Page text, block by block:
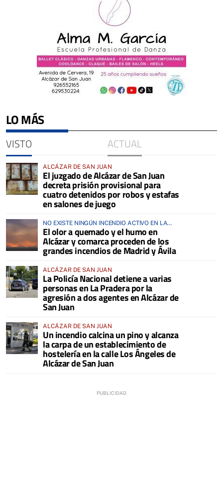
LO MÁS
VISTO ACTUAL
ALCÁZAR DE SAN JUAN
El juzgado de Alcázar de San Juan
decreta prisión provisional para
cuatro detenidos por robos y estafas
en salones de juego
NO EXISTE NINGÚN INCENDIO ACTIVO EN LA
COMARCA
El olor a quemado y el humo en
Alcázar y comarca proceden de los
grandes incendios de Madrid y Ávila
ALCÁZAR DE SAN JUAN
La Policía Nacional detiene a varias
personas en La Pradera por la
agresión a dos agentes en Alcázar de
San Juan
ALCÁZAR DE SAN JUAN
Un incendio calcina un pino y alcanza
la carpa de un establecimiento de
hostelería en la calle Los Ángeles de
Alcázar de San Juan